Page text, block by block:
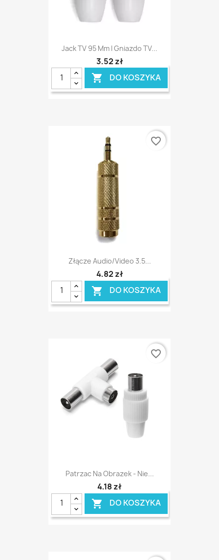
Jack TV 95 Mm I Gniazdo TV...
3,52 zł
 DO KOSZYKA
Złącze Audio/video 3.5...
4,82 zł
 DO KOSZYKA
favorite_border
Patrzac Na Obrazek - Nie...
4,18 zł
 DO KOSZYKA
favorite_border